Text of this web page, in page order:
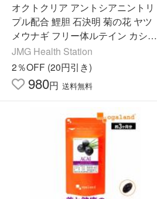
オクトクリア アントシアニントリ
プル配合 鯉胆 石決明 菊の花 ヤツ
メウナギ フリー体ルテイン カシス
ポリフェノール アサイー果汁 ビル
ベリーエキス (30粒)…
JMG Health Station
2％OFF (20円引き)
980円 送料無料